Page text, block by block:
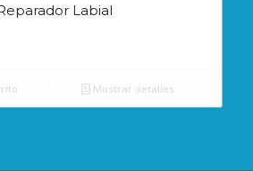
Labial
Mostrar detalles